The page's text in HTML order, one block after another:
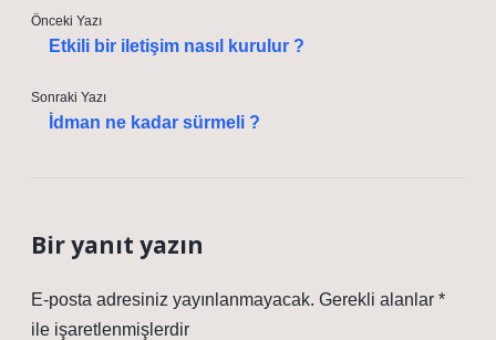
Önceki Yazı
Etkili bir iletişim nasıl kurulur ?
Sonraki Yazı
İdman ne kadar sürmeli ?
Bir yanıt yazın
E-posta adresiniz yayınlanmayacak. Gerekli alanlar *
ile işaretlenmişlerdir